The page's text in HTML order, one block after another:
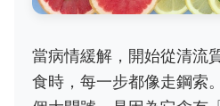
當病情緩解，開始從清流
食時，每一步都像走鋼索